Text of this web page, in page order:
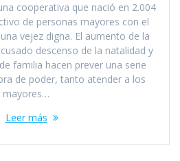
cooperativa que nació en 2.004
de personas mayores con el
vejez digna. El aumento de la
descenso de la natalidad y
familia hacen prever una serie
de poder, tanto atender a los
mayores…
Leer más